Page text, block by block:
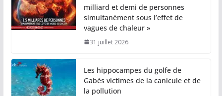
milliard et demi de personnes
simultanément sous l’effet de
vagues de chaleur »
31 juillet 2026
Les hippocampes du golfe de
Gabès victimes de la canicule et de
la pollution